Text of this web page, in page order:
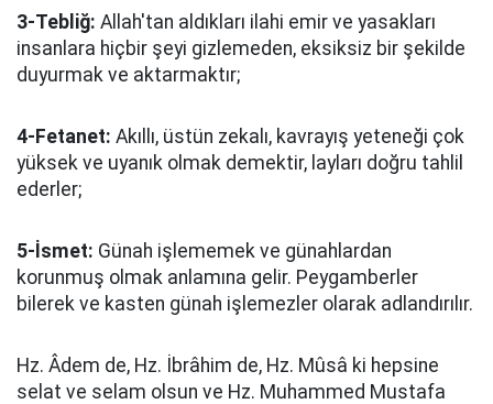
3-Tebliğ: Allah'tan aldıkları ilahi emir ve yasakları
insanlara hiçbir şeyi gizlemeden, eksiksiz bir şekilde
duyurmak ve aktarmaktır;
4-Fetanet: Akıllı, üstün zekalı, kavrayış yeteneği çok
yüksek ve uyanık olmak demektir, layları doğru tahlil
ederler;
5-İsmet: Günah işlememek ve günahlardan
korunmuş olmak anlamına gelir. Peygamberler
bilerek ve kasten günah işlemezler olarak adlandırılır.
Hz. Âdem de, Hz. İbrâhim de, Hz. Mûsâ ki hepsine
selat ve selam olsun ve Hz. Muhammed Mustafa